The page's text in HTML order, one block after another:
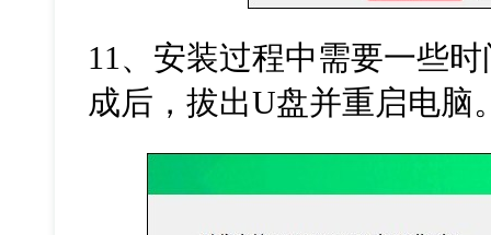
11 、安装过程中需要一些
成后，拔出U盘并重启电脑